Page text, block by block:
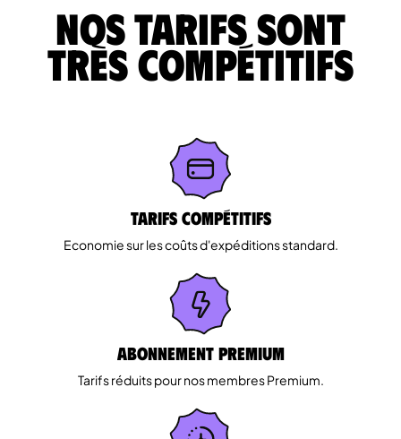
Nos tarifs sont
très compétitifs
Tarifs Compétitifs
Economie sur les coûts d'expéditions standard.
Abonnement Premium
Tarifs réduits pour nos membres Premium.